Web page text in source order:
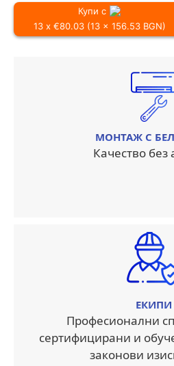
Купи с
13 x €80.03 (13 x 156.53 BGN)
МОНТАЖ С
Качество без
ЕКИПИ
Професионални
сертифицирани и
законови